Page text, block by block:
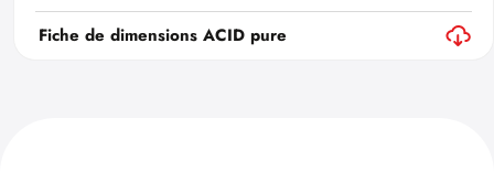
Fiche de dimensions ACID pure